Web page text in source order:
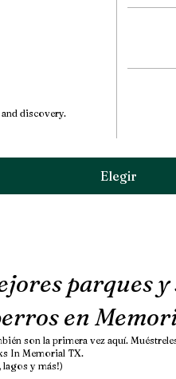
discovery.
Elegir
parques
en
son la primera vez aquí.
In Memorial TX.
lagos y más!)